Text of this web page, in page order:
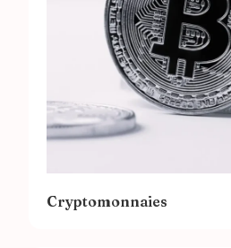
Cryptomonnaies